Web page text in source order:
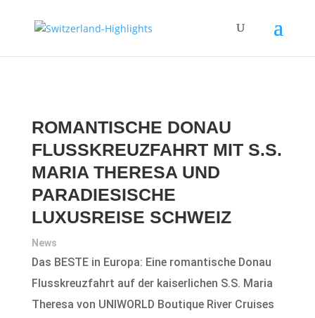
ROMANTISCHE DONAU
FLUSSKREUZFAHRT MIT S.S.
MARIA THERESA UND
PARADIESISCHE
LUXUSREISE SCHWEIZ
News
Das BESTE in Europa: Eine romantische Donau
Flusskreuzfahrt auf der kaiserlichen S.S. Maria
Theresa von UNIWORLD Boutique River Cruises